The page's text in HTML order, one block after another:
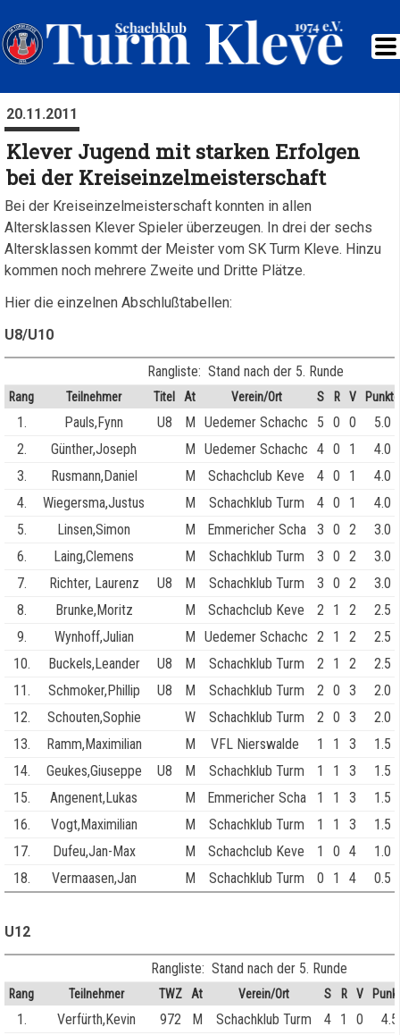
20.11.2011
Klever Jugend mit starken Erfolgen
bei der Kreiseinzelmeisterschaft
Bei der Kreiseinzelmeisterschaft konnten in allen
Altersklassen Klever Spieler überzeugen. In drei der sechs
Altersklassen kommt der Meister vom SK Turm Kleve. Hinzu
kommen noch mehrere Zweite und Dritte Plätze.
Hier die einzelnen Abschlußtabellen:
U8/U10
Rangliste: Stand nach der 5. Runde
Rang Teilnehmer Titel At Verein/Ort S R V Punkte
1. Pauls,Fynn U8 M Uedemer Schachc 5 0 0
5.0
2.
Günther,Joseph M Uedemer Schachc 4 0 1
4.0
3.
Rusmann,Daniel M Schachclub Keve 4 0 1
4.0
4.
Wiegersma,Justus M Schachklub Turm 4 0 1
4.0
5.
Linsen,Simon M Emmericher Scha 3 0 2
3.0
6.
Laing,Clemens M Schachklub Turm 3 0 2
3.0
7.
Richter, Laurenz U8 M Schachklub Turm 3 0 2
3.0
8.
Brunke,Moritz M Schachclub Keve 2 1 2
2.5
9.
Wynhoff,Julian M Uedemer Schachc 2 1 2
2.5
10.
Buckels,Leander U8 M Schachklub Turm 2 1 2
2.5
11.
Schmoker,Phillip U8 M Schachklub Turm 2 0 3
2.0
12.
Schouten,Sophie W Schachklub Turm 2 0 3
2.0
13.
Ramm,Maximilian M VFL Nierswalde 1 1 3
1.5
14.
Geukes,Giuseppe U8 M Schachklub Turm 1 1 3
1.5
15.
Angenent,Lukas M Emmericher Scha 1 1 3
1.5
16.
Vogt,Maximilian M Schachklub Turm 1 1 3
1.5
17.
Dufeu,Jan-Max M Schachclub Keve 1 0 4
1.0
18.
Vermaasen,Jan M Schachklub Turm 0 1 4 0.5
U12
Rangliste: Stand nach der 5. Runde
Rang Teilnehmer TWZ At Verein/Ort S R V
1. Verfürth,Kevin 972 M Schachklub Turm 4 1 0
4.5